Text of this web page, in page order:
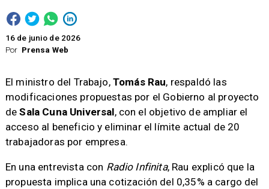
Por Prensa Web
16 de junio de 2026
El ministro del Trabajo, Tomás Rau, respaldó las
modificaciones propuestas por el Gobierno al proyecto
deSala Cuna Universal, con el objetivo de ampliar el
acceso al beneficio y eliminar el límite actual de 20
trabajadoras por empresa.
En una entrevista con Radio Infinita, Rau explicó que la
propuesta implica una cotización del 0,35% a cargo del